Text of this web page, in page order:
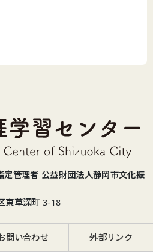
管理者 公益財団法人静岡市文化振
東草深町 3-18
問い合わせ 外部リンク